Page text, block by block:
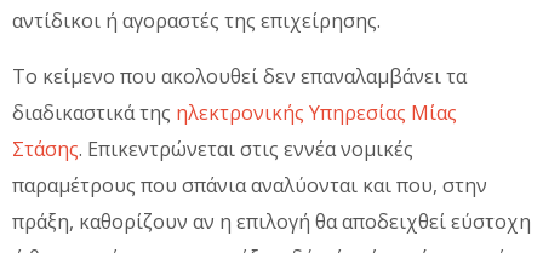
αντίδικοι ή αγοραστές της επιχείρησης.
Το κείμενο που ακολουθεί δεν επαναλαμβάνει τα
διαδικαστικά της ηλεκτρονικής Υπηρεσίας Μίας
Στάσης. Επικεντρώνεται στις εννέα νομικές
παραμέτρους που σπάνια αναλύονται και που, στην
πράξη, καθορίζουν αν η επιλογή θα αποδειχθεί εύστοχη